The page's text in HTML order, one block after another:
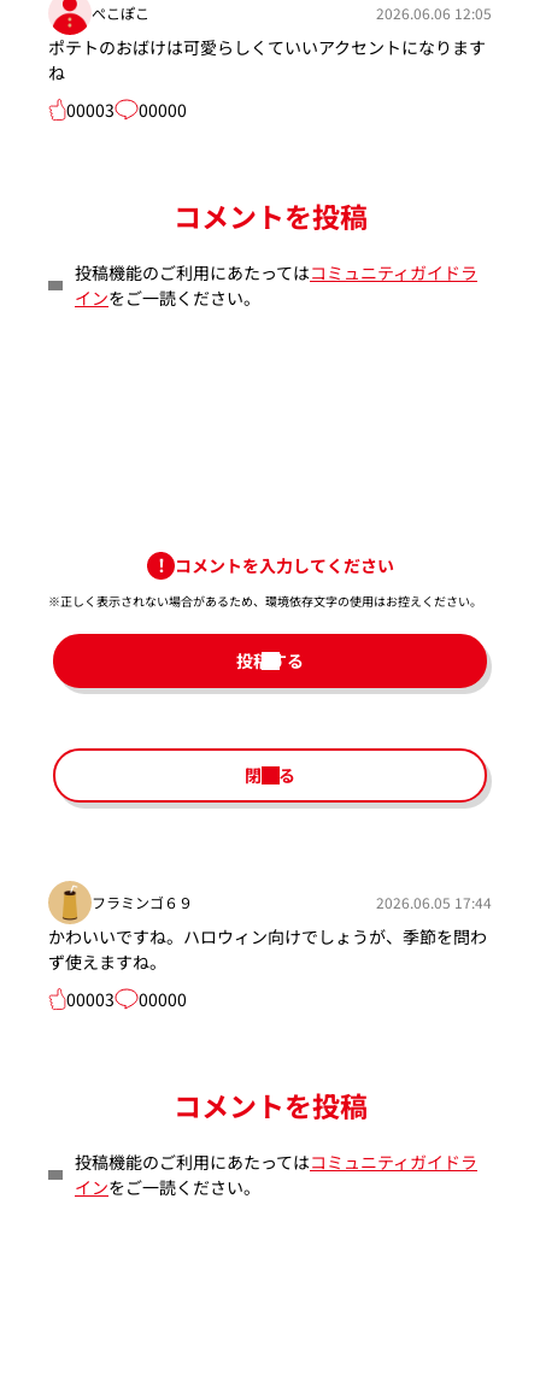
ぺこぽこ 2026.06.06 12:05
ポテトのおばけは可愛らしくていいアクセントになります
ね
00003
00000
コメントを投稿
投稿機能のご利用にあたってはコミュニティガイドラ
インをご一読ください。
コメントを入力してください
※正しく表示されない場合があるため、環境依存文字の使用はお控えください。​
投稿する
閉じる
フラミンゴ６９ 2026.06.05 17:44
かわいいですね。ハロウィン向けでしょうが、季節を問わ
ず使えますね。
00003
00000
コメントを投稿
投稿機能のご利用にあたってはコミュニティガイドラ
インをご一読ください。